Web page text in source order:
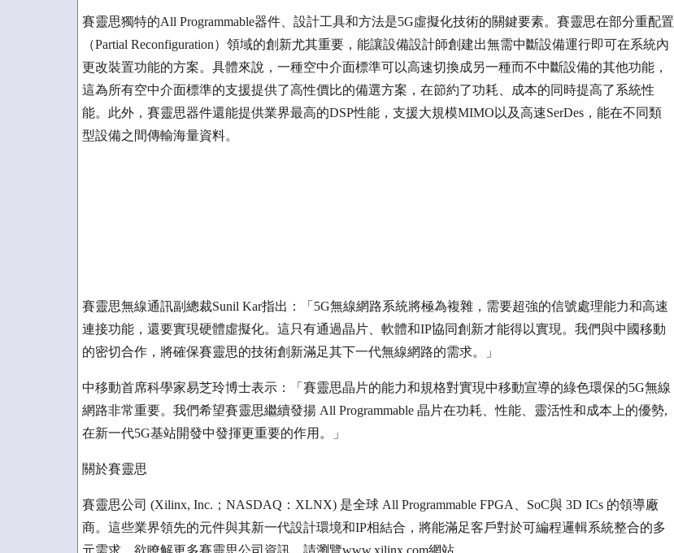
賽靈思獨特的All Programmable器件、設計工具和方法是5G虛擬化技術的關鍵要素。賽靈思在部分重配置
（Partial Reconfiguration）領域的創新尤其重要，能讓設備設計師創建出無需中斷設備運行即可在系統內
更改裝置功能的方案。具體來說，一種空中介面標準可以高速切換成另一種而不中斷設備的其他功能，
這為所有空中介面標準的支援提供了高性價比的備選方案，在節約了功耗、成本的同時提高了系統性
能。此外，賽靈思器件還能提供業界最高的DSP性能，支援大規模MIMO以及高速SerDes，能在不同類
型設備之間傳輸海量資料。
賽靈思無線通訊副總裁Sunil Kar指出：「5G無線網路系統將極為複雜，需要超強的信號處理能力和高速
連接功能，還要實現硬體虛擬化。這只有通過晶片、軟體和IP協同創新才能得以實現。我們與中國移動
的密切合作，將確保賽靈思的技術創新滿足其下一代無線網路的需求。」
中移動首席科學家易芝玲博士表示：「賽靈思晶片的能力和規格對實現中移動宣導的綠色環保的5G無線
網路非常重要。我們希望賽靈思繼續發揚 All Programmable 晶片在功耗、性能、靈活性和成本上的優勢,
在新一代5G基站開發中發揮更重要的作用。」
關於賽靈思
賽靈思公司 (Xilinx, Inc.；NASDAQ：XLNX) 是全球 All Programmable FPGA、SoC與 3D ICs 的領導廠
商。這些業界領先的元件與其新一代設計環境和IP相結合，將能滿足客戶對於可編程邏輯系統整合的多
元需求。欲瞭解更多賽靈思公司資訊，請瀏覽www.xilinx.com網站。